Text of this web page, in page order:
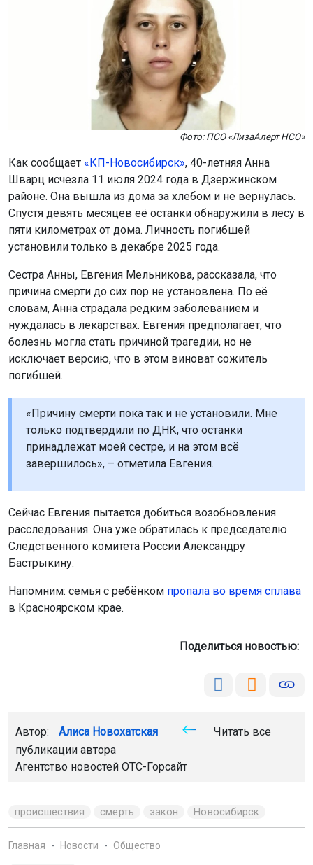
Фото: ПСО «ЛизаАлерт НСО»
Как сообщает «КП-Новосибирск», 40-летняя Анна
Шварц исчезла 11 июля 2024 года в Дзержинском
районе. Она вышла из дома за хлебом и не вернулась.
Спустя девять месяцев её останки обнаружили в лесу в
пяти километрах от дома. Личность погибшей
установили только в декабре 2025 года.
Сестра Анны, Евгения Мельникова, рассказала, что
причина смерти до сих пор не установлена. По её
словам, Анна страдала редким заболеванием и
нуждалась в лекарствах. Евгения предполагает, что
болезнь могла стать причиной трагедии, но не
исключает версию, что в этом виноват сожитель
погибшей.
«Причину смерти пока так и не установили. Мне
только подтвердили по ДНК, что останки
принадлежат моей сестре, и на этом всё
завершилось», – отметила Евгения.
Сейчас Евгения пытается добиться возобновления
расследования. Она уже обратилась к председателю
Следственного комитета России Александру
Бастрыкину.
Напомним: семья с ребёнком пропала во время сплава
в Красноярском крае.
Поделиться новостью:
Автор: Алиса Новохатская
Читать все
публикации автора
Агентство новостей ОТС-Горсайт
происшествия смерть закон Новосибирск
Главная Новости Общество